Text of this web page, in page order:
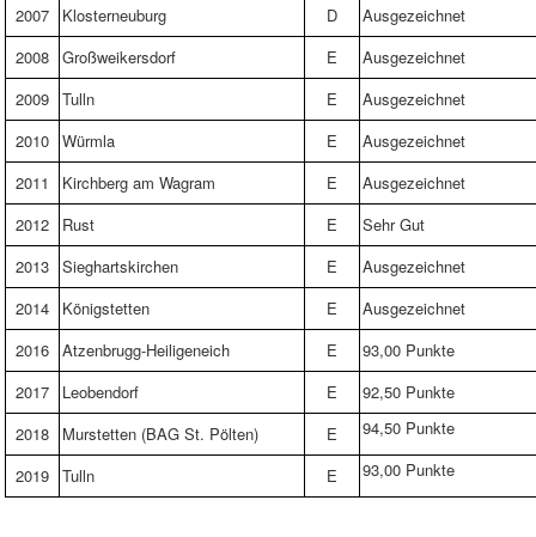
2007
Klosterneuburg D
Ausgezeichnet
2008 Großweikersdorf E
Ausgezeichnet
2009 Tulln E
Ausgezeichnet
2010 Würmla E
Ausgezeichnet
2011
Kirchberg am Wagram E
Ausgezeichnet
2012
Rust E
Sehr Gut
2013 Sieghartskirchen E
Ausgezeichnet
2014
Königstetten E
Ausgezeichnet
2016 Atzenbrugg-Heiligeneich E
93,00 Punkte
2017
Leobendorf E
92,50 Punkte
2018
Murstetten (BAG St. Pölten) E 94,50 Punkte
2019 Tulln E 93,00 Punkte